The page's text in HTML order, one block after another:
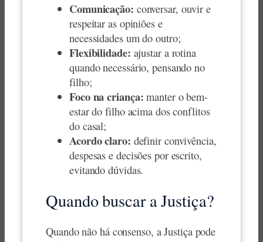
Comunicação: conversar, ouvir e
respeitar as opiniões e
necessidades um do outro;
Flexibilidade: ajustar a rotina
quando necessário, pensando no
filho;
Foco na criança: manter o bem-
estar do filho acima dos conflitos
do casal;
Acordo claro: definir convivência,
despesas e decisões por escrito,
evitando dúvidas.
Quando buscar a Justiça?
Quando não há consenso, a Justiça pode